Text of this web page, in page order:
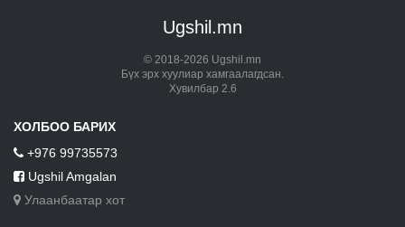
Ugshil.mn
© 2018-2026 Ugshil.mn
Бүх эрх хуулиар хамгаалагдсан.
Хувилбар 2.6
ХОЛБОО БАРИХ
+976 99735573
Ugshil Amgalan
Улаанбаатар хот